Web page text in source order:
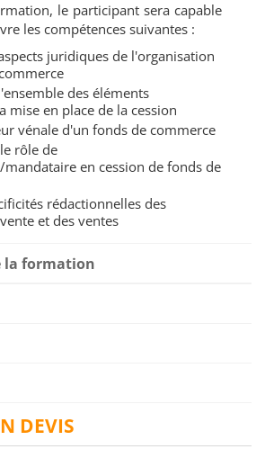
le participant sera capable
les compétences suivantes :
juridiques de l'organisation
des éléments
mise en place de la cession
vénale d'un fonds de commerce
rôle de
en cession de fonds de
rédactionnelles des
et des ventes
la formation
DEVIS